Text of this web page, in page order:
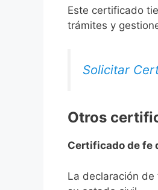
Este certificado
trámites y
Solicitar
Otros
Certificado de fe
La declaración